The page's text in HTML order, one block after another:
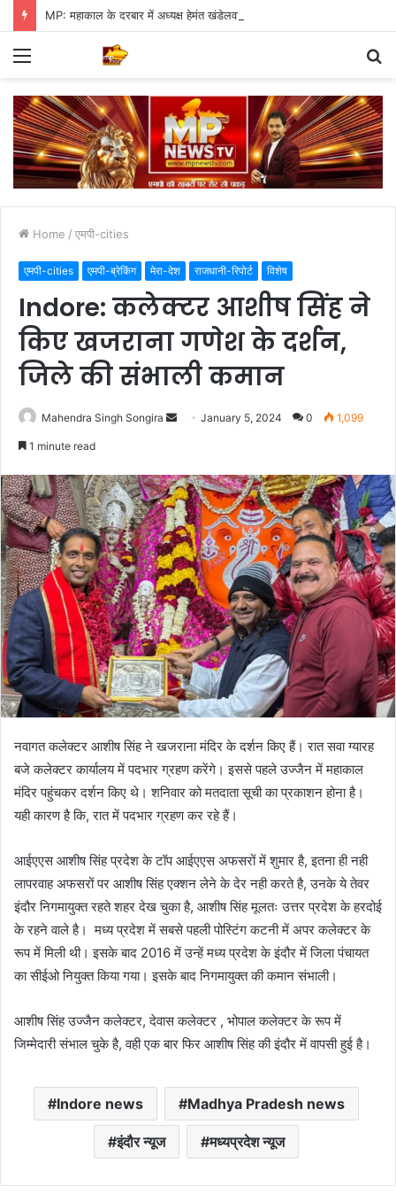
Menu
Home / एमपी-cities
एमपी-cities एमपी-ब्रेकिंग मेरा-देश राजधानी-रिपोर्ट विशेष
Indore: कलेक्टर आशीष सिंह ने
किए खजराना गणेश के दर्शन,
जिले की संभाली कमान
Mahendra Singh Songira
Send January 5, 2024 0 1,099
1 minute read
नवागत कलेक्टर आशीष सिंह ने खजराना मंदिर के दर्शन किए हैं। रात सवा ग्यारह
बजे कलेक्टर कार्यालय में पदभार ग्रहण करेंगे। इससे पहले उज्जैन में महाकाल
मंदिर पहुंचकर दर्शन किए थे। शनिवार को मतदाता सूची का प्रकाशन होना है।
यही कारण है कि, रात में पदभार ग्रहण कर रहे हैं।
आईएएस आशीष सिंह प्रदेश के टॉप आईएएस अफसरों में शुमार है, इतना ही नही
लापरवाह अफसरों पर आशीष सिंह एक्शन लेने के देर नही करते है, उनके ये तेवर
इंदौर निगमायुक्त रहते शहर देख चुका है, आशीष सिंह मूलतः उत्तर प्रदेश के हरदोई
के रहने वाले है। मध्य प्रदेश में सबसे पहली पोस्टिंग कटनी में अपर कलेक्टर के
रूप में मिली थी। इसके बाद 2016 में उन्हें मध्य प्रदेश के इंदौर में जिला पंचायत
का सीईओ नियुक्त किया गया। इसके बाद निगमायुक्त की कमान संभाली।
आशीष सिंह उज्जैन कलेक्टर, देवास कलेक्टर , भोपाल कलेक्टर के रूप में
जिम्मेदारी संभाल चुके है, वही एक बार फिर आशीष सिंह की इंदौर में वापसी हुई है।
Indore news Madhya Pradesh news
इंदौर न्यूज मध्यप्रदेश न्यूज